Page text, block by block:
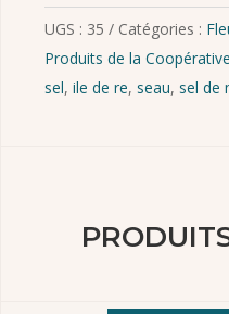
UGS : 35 Catégories :
Produits de la Coopérative
sel, ile de re, seau, sel de